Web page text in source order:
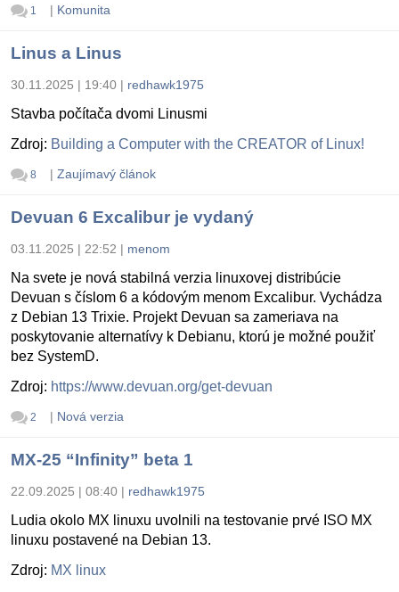
1 | Komunita
Linus a Linus
30.11.2025 | 19:40 | redhawk1975
Stavba počítača dvomi Linusmi
Zdroj: Building a Computer with the CREATOR of Linux!
8 | Zaujímavý článok
Devuan 6 Excalibur je vydaný
03.11.2025 | 22:52 | menom
Na svete je nová stabilná verzia linuxovej distribúcie
Devuan s číslom 6 a kódovým menom Excalibur. Vychádza
z Debian 13 Trixie. Projekt Devuan sa zameriava na
poskytovanie alternatívy k Debianu, ktorú je možné použiť
bez SystemD.
Zdroj: https://www.devuan.org/get-devuan
2 | Nová verzia
MX-25 “Infinity” beta 1
22.09.2025 | 08:40 | redhawk1975
Ludia okolo MX linuxu uvolnili na testovanie prvé ISO MX
linuxu postavené na Debian 13.
Zdroj: MX linux